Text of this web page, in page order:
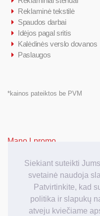
Siekiant suteikti
svetainė naudoja
Patvirtinkite, kad
politika ir slapukų
atveju kviečiame
Reklaminė tekstilė
Spaudos darbai
Idėjos pagal sritis
Kalėdinės verslo dovanos
Paslaugos
*kainos pateiktos be PVM
Mano Lpromo
Prisijungti/ Registruotis
Kaip užsakyti
Užsakymo apmokėjimas
Užsakymo pristatymas